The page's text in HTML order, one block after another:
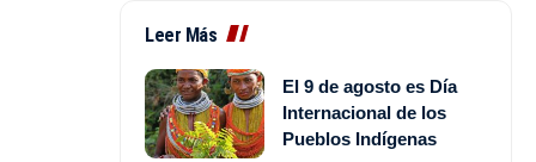
Leer Más
El 9 de agosto es Día
Internacional de los
Pueblos Indígenas